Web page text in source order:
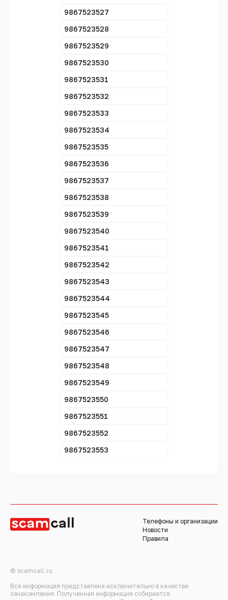
9867523527
9867523528
9867523529
9867523530
9867523531
9867523532
9867523533
9867523534
9867523535
9867523536
9867523537
9867523538
9867523539
9867523540
9867523541
9867523542
9867523543
9867523544
9867523545
9867523546
9867523547
9867523548
9867523549
9867523550
9867523551
9867523552
9867523553
Телефоны и организации
Новости
Правила
© scamcall.ru
Вся информация представлена исключительно в качестве
ознакомления. Полученная информация собирается